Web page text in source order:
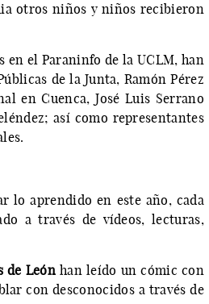
otros niños y niños recibieron
en el Paraninfo de la UCLM, han
de la Junta, Ramón Pérez
en Cuenca, José Luis Serrano
así como representantes
lo aprendido en este año, cada
a través de vídeos, lecturas,
de Leónhan leído un cómic con
con desconocidos a través de